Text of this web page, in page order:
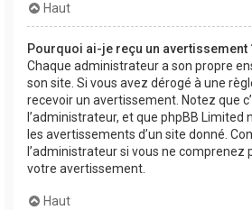
Haut
Pourquoi ai-je reçu un avertissement
Chaque administrateur a son propre
son site. Si vous avez dérogé à une
recevoir un avertissement. Notez que
l’administrateur, et que phpBB Limited
les avertissements d’un site donné.
l’administrateur si vous ne comprenez
votre avertissement.
Haut